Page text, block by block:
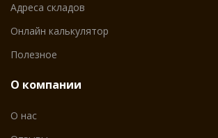
Адреса складов
Онлайн калькулятор
Полезное
О компании
О нас